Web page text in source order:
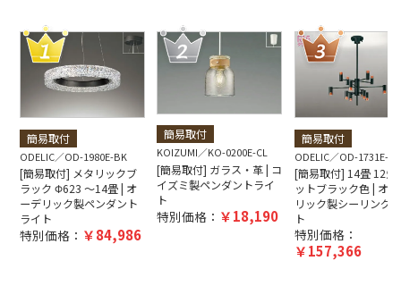
簡易取付
ODELIC OD-1980E-BK
[簡易取付] メタリックブ
ラック Φ623 ～14畳 | オ
ーデリック製ペンダント
ライト
特別価格： 84,986
簡易取付
KOIZUMI KO-0200E-CL
[簡易取付] ガラス・革 | コ
イズミ製ペンダントライ
ト
特別価格： 18,190
簡易取付
ODELIC OD-1731E-BK
[簡易取付] 14畳 12灯
ットブラック色 | オ
リック製シーリング
ト
特別価格：
157,366